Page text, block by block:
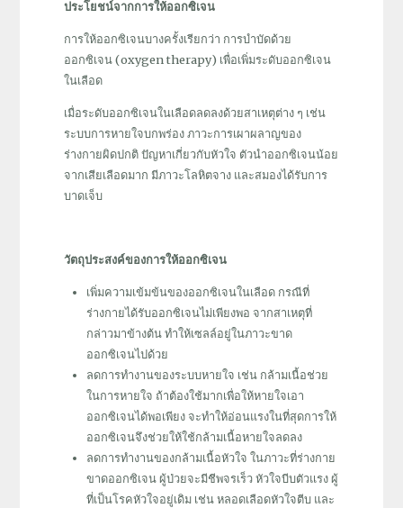
ประโยชน์จากการให้ออกซิเจน
การให้ออกซิเจนบางครั้งเรียกว่า การบำบัดด้วย
ออกซิเจน (oxygen therapy) เพื่อเพิ่มระดับออกซิเจน
ในเลือด
เมื่อระดับออกซิเจนในเลือดลดลงด้วยสาเหตุต่าง ๆ เช่น
ระบบการหายใจบกพร่อง ภาวะการเผาผลาญของ
ร่างกายผิดปกติ ปัญหาเกี่ยวกับหัวใจ ตัวนำออกซิเจนน้อย
จากเสียเลือดมาก มีภาวะโลหิตจาง และสมองได้รับการ
บาดเจ็บ
วัตถุประสงค์ของการให้ออกซิเจน
เพิ่มความเข้มข้นของออกซิเจนในเลือด กรณีที่
ร่างกายได้รับออกซิเจนไม่เพียงพอ จากสาเหตุที่
กล่าวมาข้างต้น ทำให้เซลล์อยู่ในภาวะขาด
ออกซิเจนไปด้วย
ลดการทำงานของระบบหายใจ เช่น กล้ามเนื้อช่วย
ในการหายใจ ถ้าต้องใช้มากเพื่อให้หายใจเอา
ออกซิเจนได้พอเพียง จะทำให้อ่อนแรงในที่สุดการให้
ออกซิเจนจึงช่วยให้ใช้กล้ามเนื้อหายใจลดลง
ลดการทำงานของกล้ามเนื้อหัวใจ ในภาวะที่ร่างกาย
ขาดออกซิเจน ผู้ป่วยจะมีชีพจรเร็ว หัวใจบีบตัวแรง ผู้
ที่เป็นโรคหัวใจอยู่เดิม เช่น หลอดเลือดหัวใจตีบ และ